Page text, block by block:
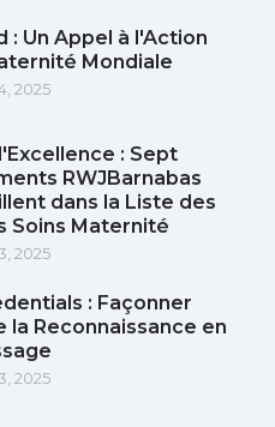
: Un Appel à l'Action
Mondiale
2025
: Sept
RWJBarnabas
dans la Liste des
Soins Maternité
2025
: Façonner
la Reconnaissance en
2025